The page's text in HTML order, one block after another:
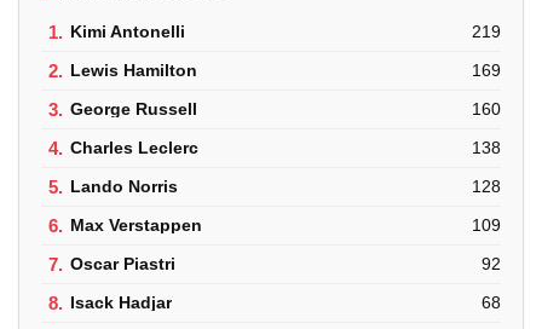
1. Kimi Antonelli 219
2. Lewis Hamilton 169
3. George Russell 160
4. Charles Leclerc 138
5. Lando Norris 128
6. Max Verstappen 109
7. Oscar Piastri 92
8. Isack Hadjar 68